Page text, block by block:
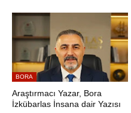
BORA
Araştırmacı Yazar, Bora
İzkübarlas İnsana dair Yazısı